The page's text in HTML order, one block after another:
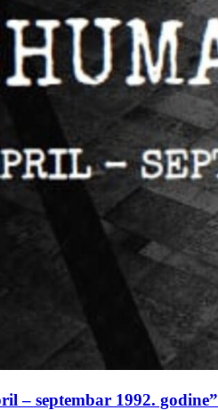
– septembar 1992. godine”